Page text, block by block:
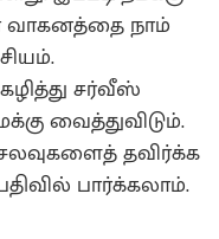
வாகனத்தை நாம்
சர்வீஸ்
வைத்துவிடும்.
தவிர்க்க
பார்க்கலாம்.